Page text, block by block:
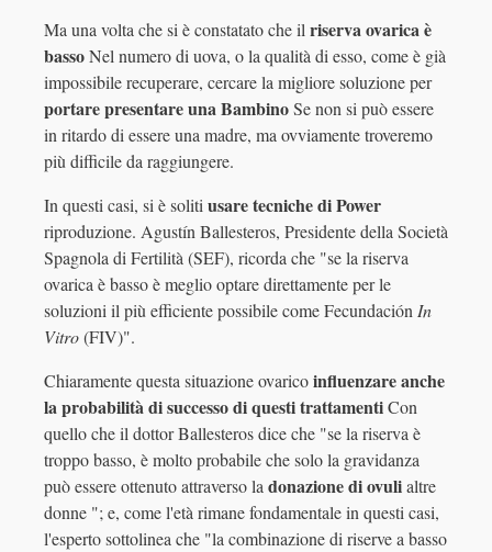
Ma una volta che si è constatato che ilriserva ovarica è
bassoNel numero di uova, o la qualità di esso, come è già
impossibile recuperare, cercare la migliore soluzione per
portare presentare unaBambinoSe non si può essere
in ritardo di essere una madre, ma ovviamente troveremo
più difficile da raggiungere.
In questi casi, si è solitiusaretecniche diPower
riproduzione. Agustín Ballesteros, Presidente della Società
Spagnola di Fertilità (SEF), ricorda che "se la riserva
ovarica è basso è meglio optare direttamente per le
soluzioni il più efficiente possibile come FecundaciónIn
Vitro(FIV)".
Chiaramente questa situazione ovaricoinfluenzare anche
la probabilità di successodiquesti trattamentiCon
quello che il dottor Ballesteros dice che "se la riserva è
troppo basso, è molto probabile che solo la gravidanza
può essere ottenuto attraverso ladonazione di ovulialtre
donne "; e, come l'età rimane fondamentale in questi casi,
l'esperto sottolinea che "la combinazione di riserve a basso